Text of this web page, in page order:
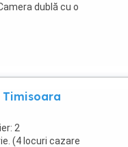
dublă cu o
2
(4 locuri cazare